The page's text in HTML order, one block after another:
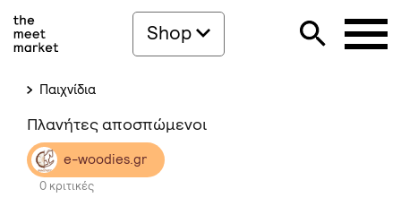
Shop
Παιχνίδια
Πλανήτες αποσπώμενοι
e-woodies.gr
0 κριτικές